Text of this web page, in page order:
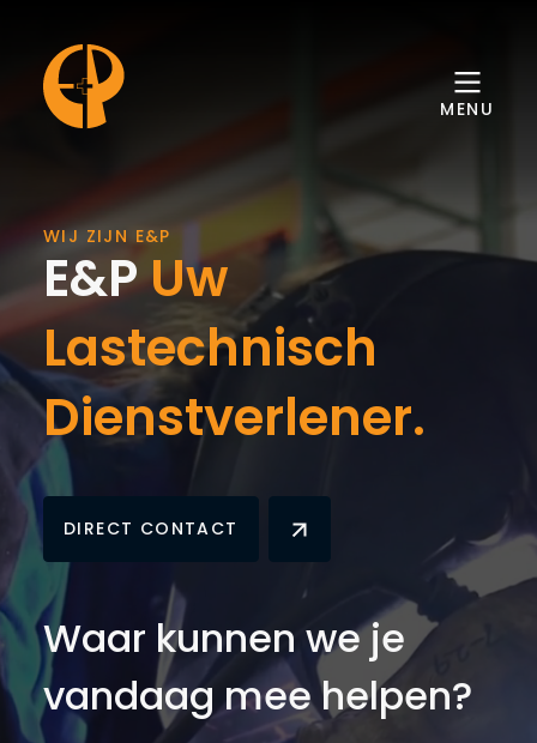
MENU
WIJ ZIJN E&P
E&PUw
Lastechnisch
Dienstverlener.
DIRECT CONTACT
Waar kunnen we je
vandaag mee helpen?